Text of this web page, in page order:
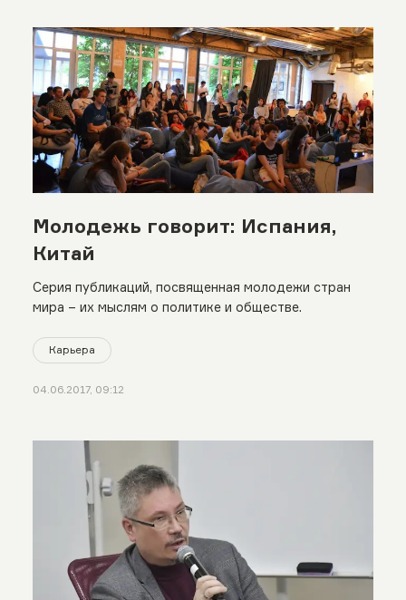
Молодежь говорит: Испания,
Китай
Серия публикаций, посвященная молодежи стран
мира – их мыслям о политике и обществе.
Карьера
04.06.2017, 09:12